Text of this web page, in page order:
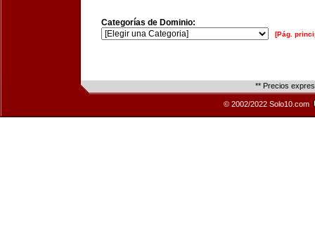
Categorías de Dominio:
[Pág.
** Precios
© 2002/2022 Solo10.com